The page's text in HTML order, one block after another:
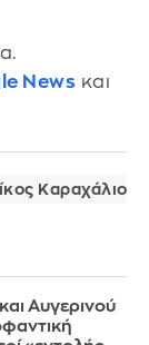
News και
Καραχάλιος
Αυγερινού